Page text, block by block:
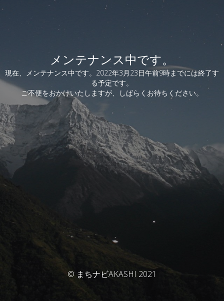
メンテナンス中です。
現在、メンテナンス中です。2022年3月23日午前9時までには終了す
る予定です。
ご不便をおかけいたしますが、しばらくお待ちください。
© まちナビAKASHI 2021